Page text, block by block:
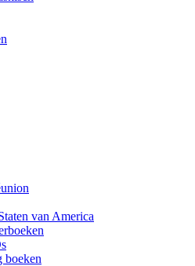
van America
boeken